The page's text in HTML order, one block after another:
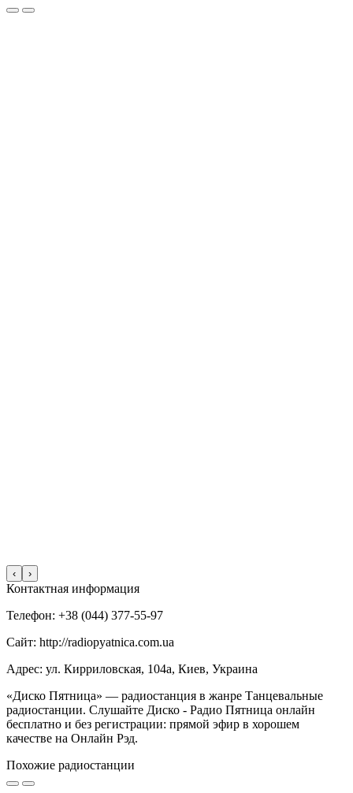
‹ ›
Контактная информация
Телефон: +38 (044) 377-55-97
Сайт: http://radiopyatnica.com.ua
Адрес: ул. Кирриловская, 104а, Киев, Украина
«Диско Пятница» — радиостанция в жанре Танцевальные
радиостанции. Слушайте Диско - Радио Пятница онлайн
бесплатно и без регистрации: прямой эфир в хорошем
качестве на Онлайн Рэд.
Похожие радиостанции